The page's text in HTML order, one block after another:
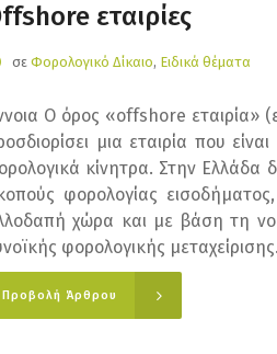
εταιρίες
σε Φορολογικό Δίκαιο, Ειδικά θέματα
Ο όρος «offshore εταιρία»
μια εταιρία που
κίνητρα. Στην Ελλάδα
φορολογίας
χώρα και με βάση τη
φορολογικής
Προβολή Άρθρου